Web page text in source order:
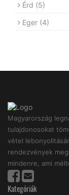
Érd (5)
Eger (4)
Magyarország
tulajdonosokat
vétel
rendezvények
mindenre, ami
Kategóriák